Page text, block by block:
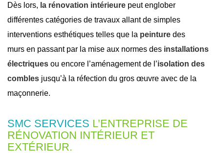
Dès lors, la rénovation intérieure peut englober
différentes catégories de travaux allant de simples
interventions esthétiques telles que la peinture des
murs en passant par la mise aux normes des installations
électriques ou encore l’aménagement de l’isolation des
combles jusqu’à la réfection du gros œuvre avec de la
maçonnerie.
SMC SERVICES L’ENTREPRISE DE
RÉNOVATION INTÉRIEUR ET
EXTÉRIEUR.